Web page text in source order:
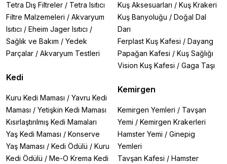
Tetra Dış Filtreler / Tetra Isıtıcı
Filtre Malzemeleri / Akvaryum
Isıtıcı / Eheim Jager Isıtıcı /
Sağlık ve Bakım / Yedek
Parçalar / Akvaryum Testleri
Kedi
Kuru Kedi Maması / Yavru Kedi
Maması / Yetişkin Kedi Maması
Kısırlaştırılmış Kedi Mamaları
Yaş Kedi Maması / Konserve
Yaş Maması / Kedi Ödülü / Kuru
Kedi Ödülü / Me-O Krema Kedi
Kuş Aksesuarları / Kuş Krakeri
Kuş Banyoluğu / Doğal Dal
Darı
Ferplast Kuş Kafesi / Dayang
Papağan Kafesi / Kuş Sağlığı
Vision Kuş Kafesi / Gaga Taşı
Kemirgen
Kemirgen Yemleri / Tavşan
Yemi / Kemirgen Krakerleri
Hamster Yemi / Ginepig
Yemleri
Tavşan Kafesi / Hamster